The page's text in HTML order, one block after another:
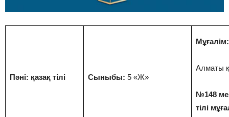
Пәні: қазақ тілі Сыныбы: 5 «Ж»
Мұғалім:
Алматы
№148
тілі